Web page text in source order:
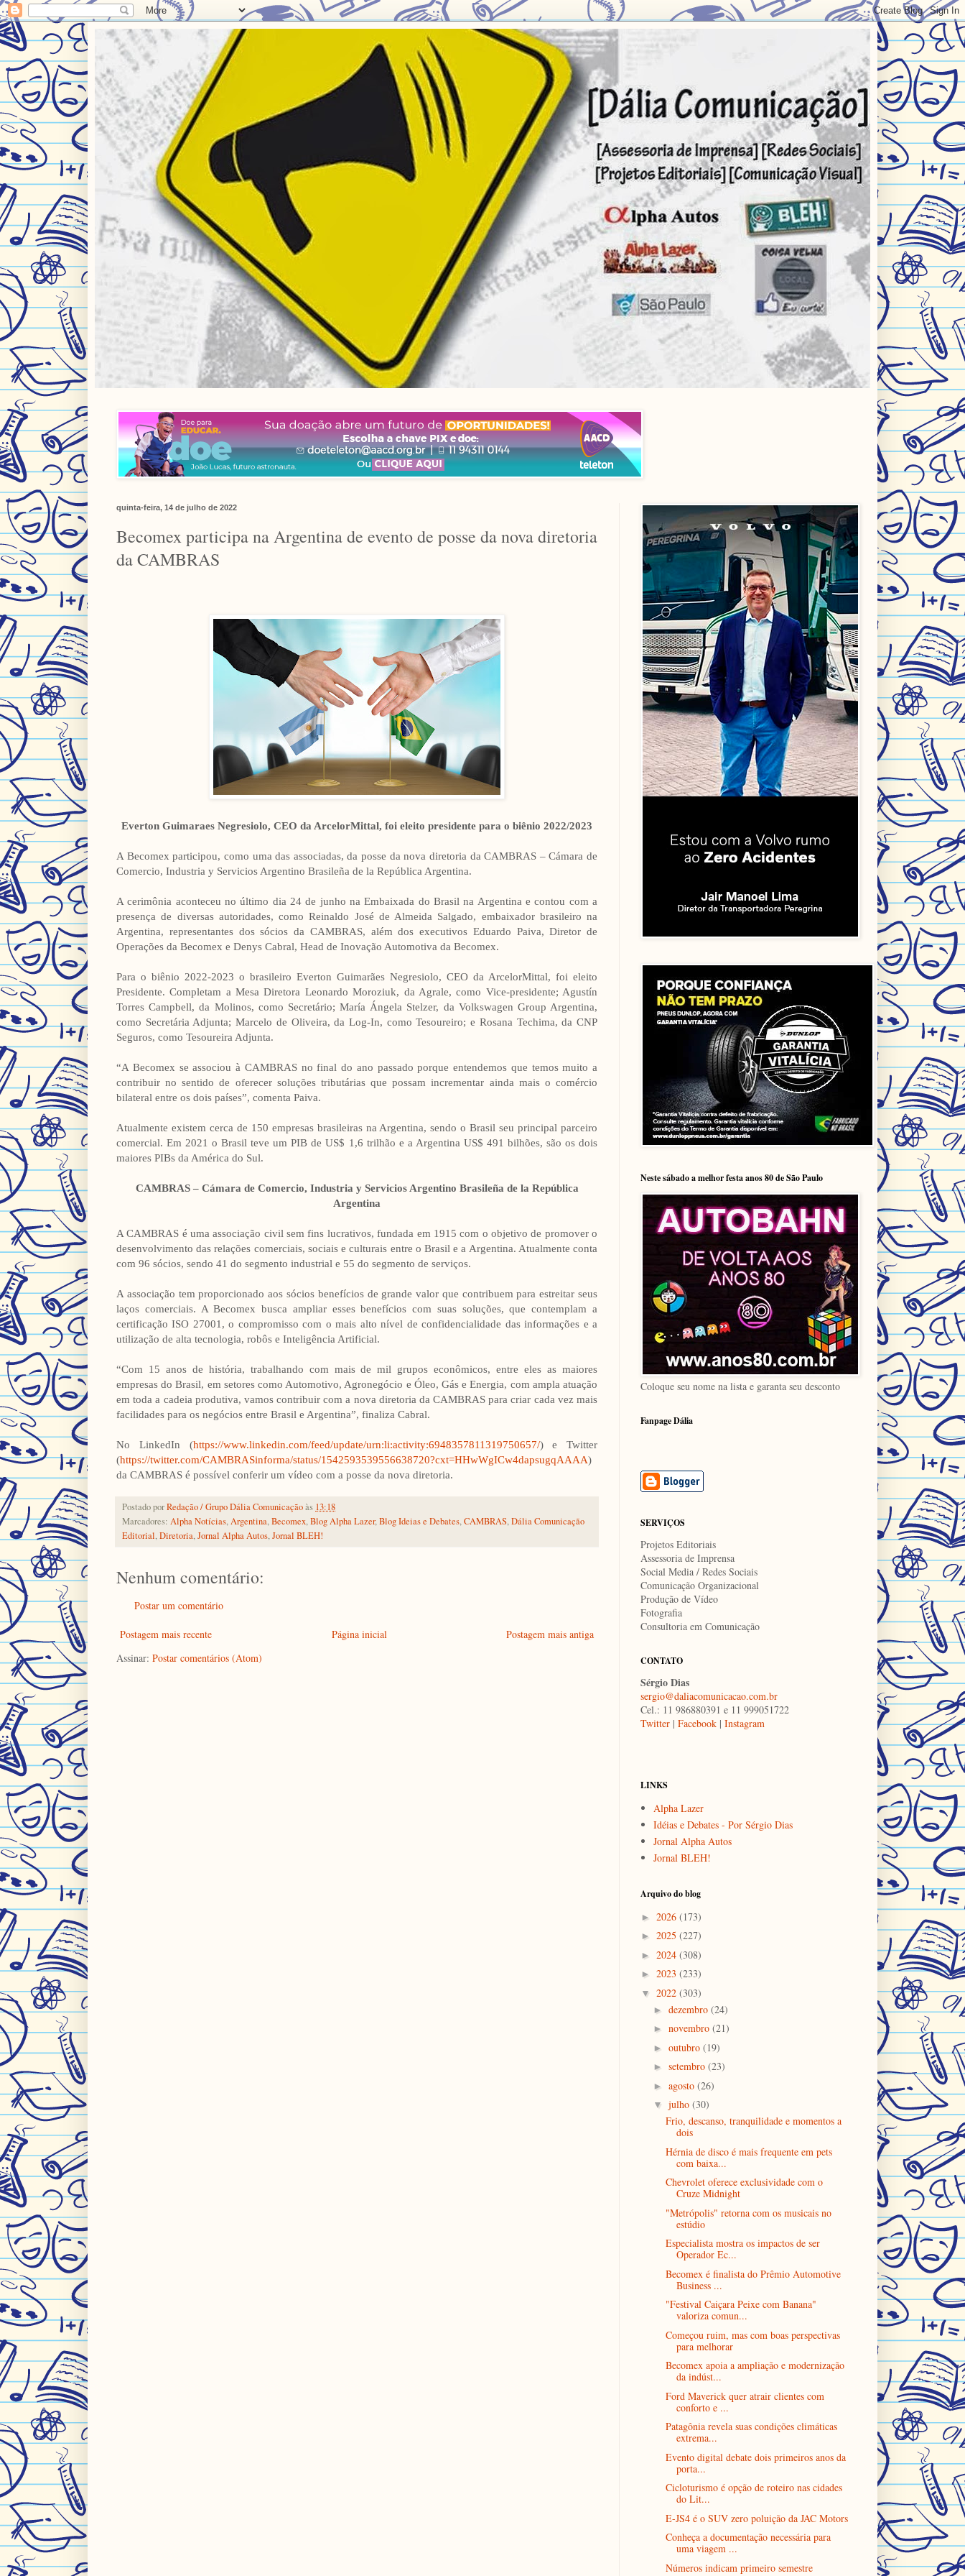
quinta-feira, 14 de julho de 2022
Becomex participa na Argentina de evento de posse da nova diretoria
da CAMBRAS
Everton Guimaraes Negresiolo, CEO da ArcelorMittal, foi eleito presidente para o biênio 2022/2023
A Becomex participou, como uma das associadas, da posse da nova diretoria da CAMBRAS – Cámara de
Comercio, Industria y Servicios Argentino Brasileña de la República Argentina.
A cerimônia aconteceu no último dia 24 de junho na Embaixada do Brasil na Argentina e contou com a
presença de diversas autoridades, como Reinaldo José de Almeida Salgado, embaixador brasileiro na
Argentina, representantes dos sócios da CAMBRAS, além dos executivos Eduardo Paiva, Diretor de
Operações da Becomex e Denys Cabral, Head de Inovação Automotiva da Becomex.
Para o biênio 2022-2023 o brasileiro Everton Guimarães Negresiolo, CEO da ArcelorMittal, foi eleito
Presidente. Completam a Mesa Diretora Leonardo Moroziuk, da Agrale, como Vice-presidente; Agustín
Torres Campbell, da Molinos, como Secretário; María Ángela Stelzer, da Volkswagen Group Argentina,
como Secretária Adjunta; Marcelo de Oliveira, da Log-In, como Tesoureiro; e Rosana Techima, da CNP
Seguros, como Tesoureira Adjunta.
“A Becomex se associou à CAMBRAS no final do ano passado porque entendemos que temos muito a
contribuir no sentido de oferecer soluções tributárias que possam incrementar ainda mais o comércio
bilateral entre os dois países”, comenta Paiva.
Atualmente existem cerca de 150 empresas brasileiras na Argentina, sendo o Brasil seu principal parceiro
comercial. Em 2021 o Brasil teve um PIB de US$ 1,6 trilhão e a Argentina US$ 491 bilhões, são os dois
maiores PIBs da América do Sul.
CAMBRAS – Cámara de Comercio, Industria y Servicios Argentino Brasileña de la República
Argentina
A CAMBRAS é uma associação civil sem fins lucrativos, fundada em 1915 com o objetivo de promover o
desenvolvimento das relações comerciais, sociais e culturais entre o Brasil e a Argentina. Atualmente conta
com 96 sócios, sendo 41 do segmento industrial e 55 do segmento de serviços.
A associação tem proporcionado aos sócios benefícios de grande valor que contribuem para estreitar seus
laços comerciais. A Becomex busca ampliar esses benefícios com suas soluções, que contemplam a
certificação ISO 27001, o compromisso com o mais alto nível de confidencialidade das informações e a
utilização de alta tecnologia, robôs e Inteligência Artificial.
“Com 15 anos de história, trabalhando com mais de mil grupos econômicos, entre eles as maiores
empresas do Brasil, em setores como Automotivo, Agronegócio e Óleo, Gás e Energia, com ampla atuação
em toda a cadeia produtiva, vamos contribuir com a nova diretoria da CAMBRAS para criar cada vez mais
facilidades para os negócios entre Brasil e Argentina”, finaliza Cabral.
No LinkedIn (https://www.linkedin.com/feed/update/urn:li:activity:6948357811319750657/) e Twitter
(https://twitter.com/CAMBRASinforma/status/1542593539556638720?cxt=HHwWgICw4dapsugqAAAA)
da CAMBRAS é possível conferir um vídeo com a posse da nova diretoria.
Postado porRedação / Grupo Dália Comunicaçãoàs 13:18
Marcadores: Alpha Notícias,Argentina,Becomex,Blog Alpha Lazer,Blog Ideias e Debates,CAMBRAS,Dália Comunicação
Editorial,Diretoria,Jornal Alpha Autos,Jornal BLEH!
Nenhum comentário:
Postar um comentário
Postagem mais recente Postagem mais antiga
Página inicial
Assinar: Postar comentários (Atom)
Neste sábado a melhor festa anos 80 de São Paulo
Coloque seu nome na lista e garanta seu desconto
Fanpage Dália
SERVIÇOS
Projetos Editoriais
Assessoria de Imprensa
Social Media / Redes Sociais
Comunicação Organizacional
Produção de Vídeo
Fotografia
Consultoria em Comunicação
CONTATO
Sérgio Dias
sergio@daliacomunicacao.com.br
Cel.: 11 986880391 e 11 999051722
Twitter | Facebook | Instagram
LINKS
Alpha Lazer
Idéias e Debates - Por Sérgio Dias
Jornal Alpha Autos
Jornal BLEH!
Arquivo do blog
► 2026 (173)
► 2025 (227)
► 2024 (308)
► 2023 (233)
▼ 2022 (303)
► dezembro (24)
► novembro (21)
► outubro (19)
► setembro (23)
► agosto (26)
▼ julho (30)
Frio, descanso, tranquilidade e momentos a
dois
Hérnia de disco é mais frequente em pets
com baixa...
Chevrolet oferece exclusividade com o
Cruze Midnight
"Metrópolis" retorna com os musicais no
estúdio
Especialista mostra os impactos de ser
Operador Ec...
Becomex é finalista do Prêmio Automotive
Business ...
"Festival Caiçara Peixe com Banana"
valoriza comun...
Começou ruim, mas com boas perspectivas
para melhorar
Becomex apoia a ampliação e modernização
da indúst...
Ford Maverick quer atrair clientes com
conforto e ...
Patagônia revela suas condições climáticas
extrema...
Evento digital debate dois primeiros anos da
porta...
Cicloturismo é opção de roteiro nas cidades
do Lit...
E-JS4 é o SUV zero poluição da JAC Motors
Conheça a documentação necessária para
uma viagem ...
Números indicam primeiro semestre